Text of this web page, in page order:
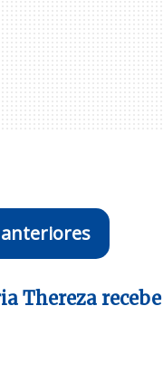
anteriores
Thereza